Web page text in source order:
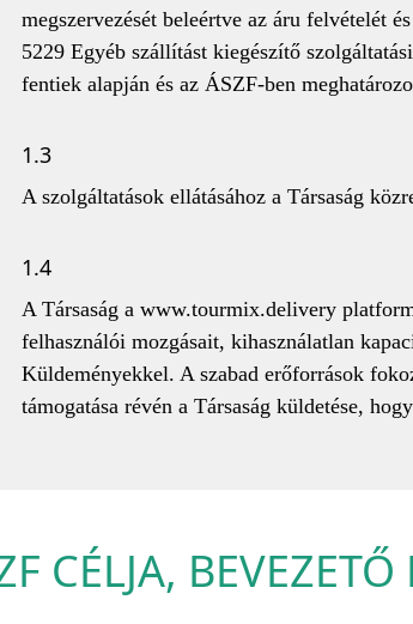
megszervezését beleértve az áru felvételét
5229 Egyéb szállítást kiegészítő
fentiek alapján és az ÁSZF-ben
1.3
A szolgáltatások ellátásához a Társaság
1.4
A Társaság a www.tourmix.delivery
felhasználói mozgásait, kihasználatlan
Küldeményekkel. A szabad erőforrások
támogatása révén a Társaság küldetése,
CÉLJA, BEVEZETŐ